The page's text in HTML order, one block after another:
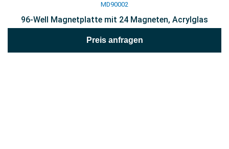
MD90002
96-Well Magnetplatte mit 24 Magneten, Acrylglas
Preis anfragen